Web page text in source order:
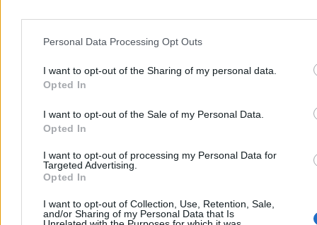
Personal Data Processing Opt Outs
I want to opt-out of the Sharing of my personal data.
Opted In
I want to opt-out of the Sale of my Personal Data.
Opted In
I want to opt-out of processing my Personal Data for
Targeted Advertising.
Opted In
I want to opt-out of Collection, Use, Retention, Sale,
and/or Sharing of my Personal Data that Is
osadzone w treściach, które działają.
Video In-Stream precyzyjna emisja
reklam wideo w serwisie YouTube.
Jeśli potrzebujesz efektywnego wideo „na wynik”, in-stream daje
skalę i możliwość planowania.
Portal Zero.pl
akcji specjalnych.